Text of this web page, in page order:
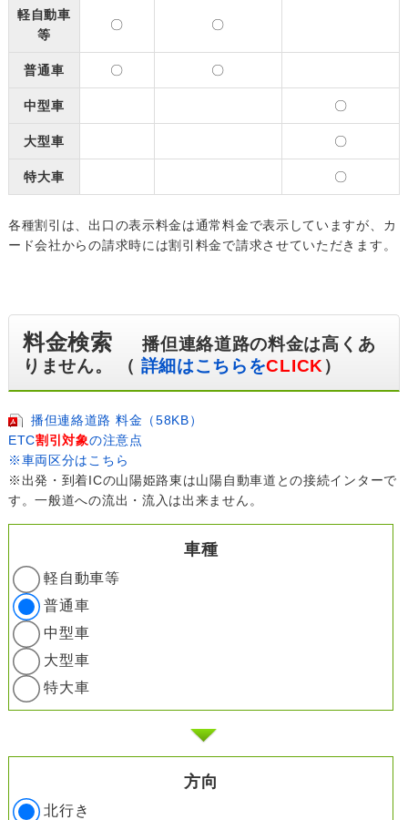
軽自動車
等
〇 〇
普通車 〇 〇
中型車 〇
大型車 〇
特大車 〇
各種割引は、出口の表示料金は通常料金で表示していますが、カ
ード会社からの請求時には割引料金で請求させていただきます。
料金検索播但連絡道路の料金は高くあ
りません。 （ 詳細はこちらをCLICK ）
播但連絡道路 料金（58KB）
ETC割引対象の注意点
※車両区分はこちら
※出発・到着ICの山陽姫路東は山陽自動車道との接続インターで
す。一般道への流出・流入は出来ません。
車種
軽自動車等
普通車
中型車
大型車
特大車
方向
北行き